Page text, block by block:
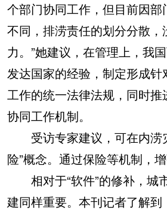
个部门协同工作，但目前因
不同，排涝责任的划分分散，
力。”她建议，在管理上，我
发达国家的经验，制定形成
工作的统一法律法规，同时
协同工作机制。
受访专家建议，可在内涝
险”概念。通过保险等机制，增
相对于“软件”的修补，城
建同样重要。本刊记者了解